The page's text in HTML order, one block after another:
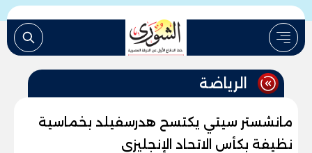
الرياضة
مانشستر سيتي يكتسح هدرسفيلد بخماسية
نظيفة بكأس الاتحاد الإنجليزي